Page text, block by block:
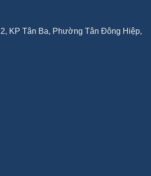
KP Tân Ba, Phường Tân Đông Hiệp,